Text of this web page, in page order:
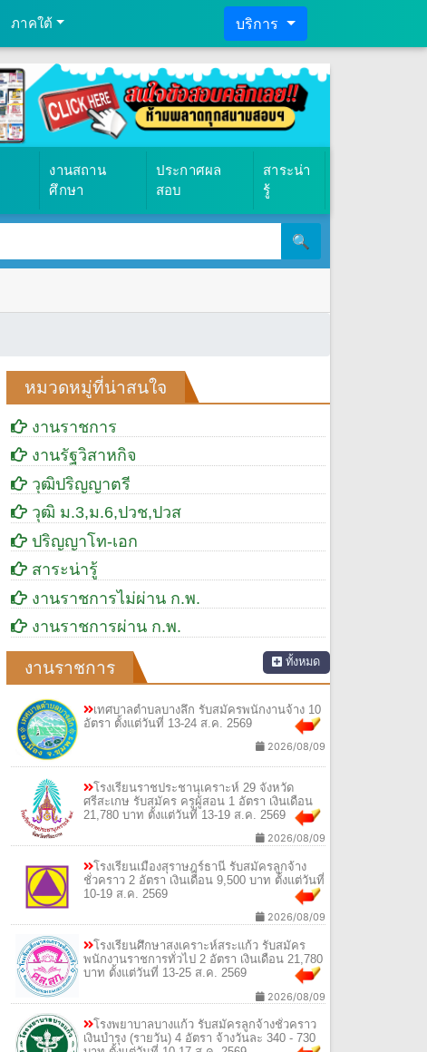
ภาคใต้ บริการ
งานสถาน
ศึกษา
ประกาศผล
สอบ
สาระน่า
รู้
🔍
หมวดหมู่ที่น่าสนใจ
งานราชการ
งานรัฐวิสาหกิจ
วุฒิปริญญาตรี
วุฒิ ม.3,ม.6,ปวช,ปวส
ปริญญาโท-เอก
สาระน่ารู้
งานราชการไม่ผ่าน ก.พ.
งานราชการผ่าน ก.พ.
งานราชการ ทั้งหมด
เทศบาลตำบลบางลึก รับสมัครพนักงานจ้าง 10
อัตรา ตั้งแต่วันที่ 13-24 ส.ค. 2569
2026/08/09
โรงเรียนราชประชานุเคราะห์ 29 จังหวัด
ศรีสะเกษ รับสมัคร ครูผู้สอน 1 อัตรา เงินเดือน
21,780 บาท ตั้งแต่วันที่ 13-19 ส.ค. 2569
2026/08/09
โรงเรียนเมืองสุราษฎร์ธานี รับสมัครลูกจ้าง
ชั่วคราว 2 อัตรา เงินเดือน 9,500 บาท ตั้งแต่วันที่
10-19 ส.ค. 2569
2026/08/09
โรงเรียนศึกษาสงเคราะห์สระแก้ว รับสมัคร
พนักงานราชการทั่วไป 2 อัตรา เงินเดือน 21,780
บาท ตั้งแต่วันที่ 13-25 ส.ค. 2569
2026/08/09
โรงพยาบาลบางแก้ว รับสมัครลูกจ้างชั่วคราว
เงินบำรุง (รายวัน) 4 อัตรา จ้างวันละ 340 - 730